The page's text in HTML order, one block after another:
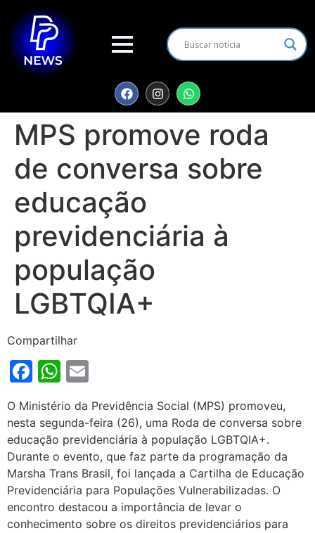
MPS promove roda
de conversa sobre
educação
previdenciária à
população
LGBTQIA+
Compartilhar
Facebook
WhatsApp
O Ministério da Previdência Social (MPS) promoveu,
nesta segunda-feira (26), uma Roda de conversa sobre
educação previdenciária à população LGBTQIA+.
Durante o evento, que faz parte da programação da
Marsha Trans Brasil, foi lançada a Cartilha de Educação
Previdenciária para Populações Vulnerabilizadas. O
encontro destacou a importância de levar o
conhecimento sobre os direitos previdenciários para